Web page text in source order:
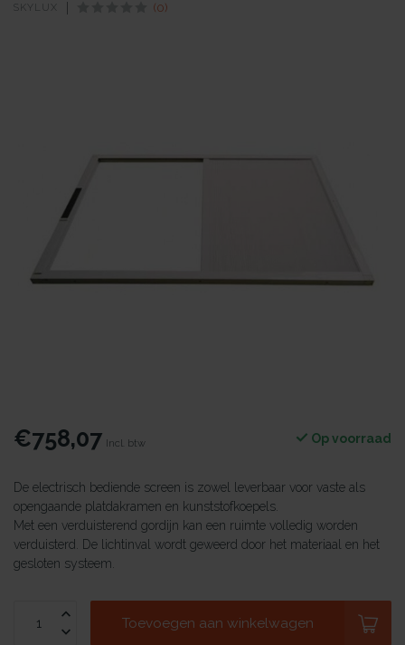
SKYLUX (0)
€758,07 Incl. btw Op voorraad
De electrisch bediende screen is zowel leverbaar voor vaste als
opengaande platdakramen en kunststofkoepels.
Met een verduisterend gordijn kan een ruimte volledig worden
verduisterd. De lichtinval wordt geweerd door het materiaal en het
gesloten systeem.
Toevoegen aan winkelwagen